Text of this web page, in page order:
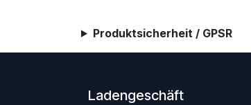
Produktsicherheit / GPSR
Ladengeschäft